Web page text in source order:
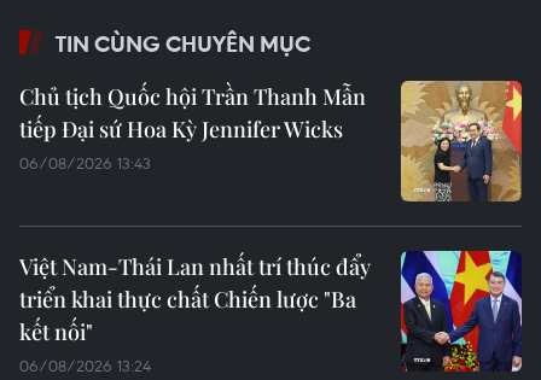
TIN CÙNG CHUYÊN MỤC
Chủ tịch Quốc hội Trần Thanh Mẫn
tiếp Đại sứ Hoa Kỳ Jennifer Wicks
06/08/2026 13:43
Việt Nam-Thái Lan nhất trí thúc đẩy
triển khai thực chất Chiến lược "Ba
kết nối"
06/08/2026 13:24